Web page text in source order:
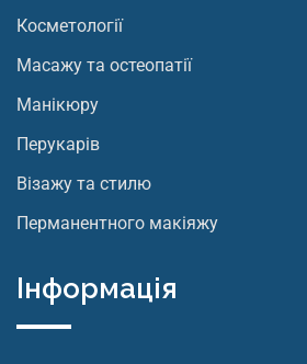
Косметології
Масажу та остеопатії
Манікюру
Перукарів
Візажу та стилю
Перманентного макіяжу
Інформація